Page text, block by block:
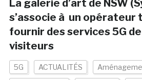
La galerie d’art de NSW
s’associe à un opérateur
fournir des services 5G
visiteurs
5G ACTUALITÉS